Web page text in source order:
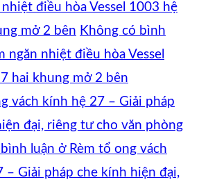
nhiệt điều hòa Vessel 1003 hệ
mở 2 bên Không có bình
ngăn nhiệt điều hòa Vessel
hai khung mở 2 bên
vách kính hệ 27 – Giải pháp
đại, riêng tư cho văn phòng
luận ở Rèm tổ ong vách
– Giải pháp che kính hiện đại,